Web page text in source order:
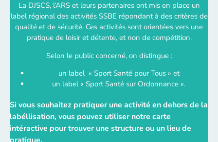
La DJSCS, l’ARS et leurs partenaires ont mis en place un
label régional des activités SSBE répondant à des critères de
qualité et de sécurité. Ces activités sont orientées vers une
pratique de loisir et détente, et non de compétition.
Selon le public concerné, on distingue :
un label « Sport Santé pour Tous » et
un label « Sport Santé sur Ordonnance ».
Si vous souhaitez pratiquer une activité en dehors de la
labéllisation, vous pouvez utiliser notre carte
intéractive pour trouver une structure ou un lieu de